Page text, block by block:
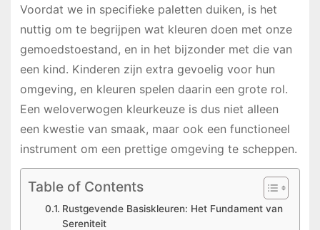
Voordat we in specifieke paletten duiken, is het
nuttig om te begrijpen wat kleuren doen met onze
gemoedstoestand, en in het bijzonder met die van
een kind. Kinderen zijn extra gevoelig voor hun
omgeving, en kleuren spelen daarin een grote rol.
Een weloverwogen kleurkeuze is dus niet alleen
een kwestie van smaak, maar ook een functioneel
instrument om een prettige omgeving te scheppen.
Table of Contents
Rustgevende Basiskleuren: Het Fundament van
Sereniteit